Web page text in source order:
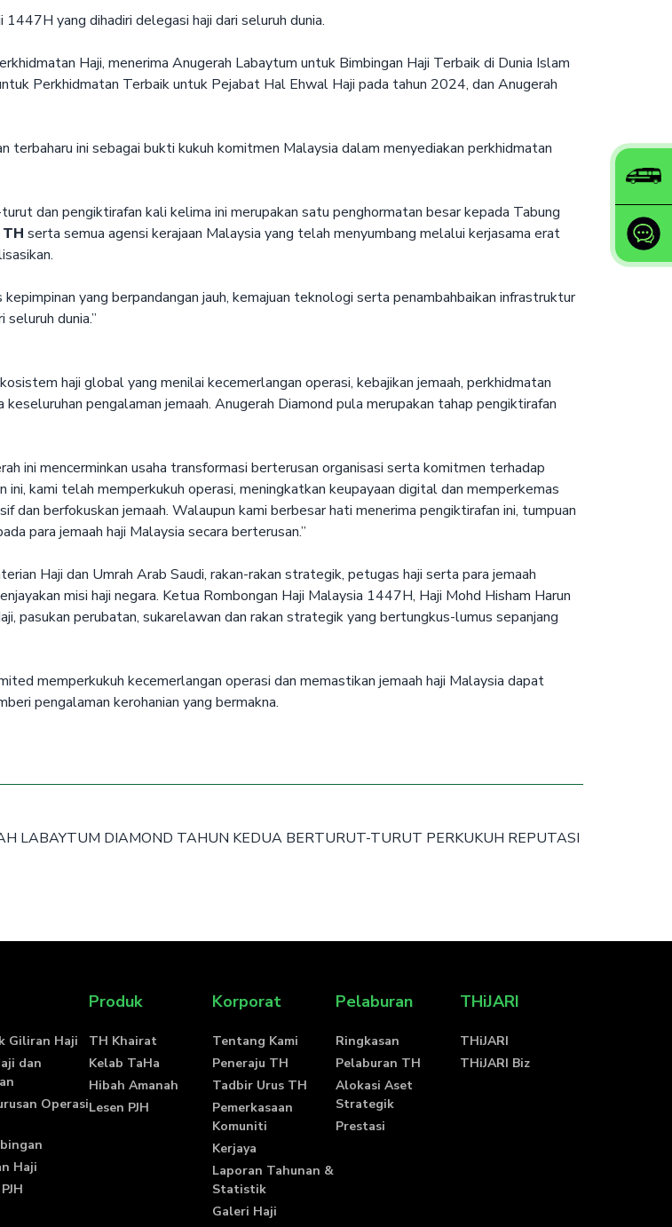
yang dihadiri delegasi haji dari seluruh dunia.
Haji, menerima Anugerah Labaytum untuk Bimbingan Haji Terbaik di Dunia Islam
Perkhidmatan Terbaik untuk Pejabat Hal Ehwal Haji pada tahun 2024, dan Anugerah
terbaharu ini sebagai bukti kukuh komitmen Malaysia dalam menyediakan perkhidmatan
dan pengiktirafan kali kelima ini merupakan satu penghormatan besar kepada Tabung
TH serta semua agensi kerajaan Malaysia yang telah menyumbang melalui kerjasama erat
yang berpandangan jauh, kemajuan teknologi serta penambahbaikan infrastruktur
dunia.”
haji global yang menilai kecemerlangan operasi, kebajikan jemaah, perkhidmatan
pengalaman jemaah. Anugerah Diamond pula merupakan tahap pengiktirafan
ini mencerminkan usaha transformasi berterusan organisasi serta komitmen terhadap
kami telah memperkukuh operasi, meningkatkan keupayaan digital dan memperkemas
dan berfokuskan jemaah. Walaupun kami berbesar hati menerima pengiktirafan ini, tumpuan
para jemaah haji Malaysia secara berterusan.”
Haji dan Umrah Arab Saudi, rakan-rakan strategik, petugas haji serta para jemaah
misi haji negara. Ketua Rombongan Haji Malaysia 1447H, Haji Mohd Hisham Harun
pasukan perubatan, sukarelawan dan rakan strategik yang bertungkus-lumus sepanjang
memperkukuh kecemerlangan operasi dan memastikan jemaah haji Malaysia dapat
pengalaman kerohanian yang bermakna.
LABAYTUM DIAMOND TAHUN KEDUA BERTURUT-TURUT PERKUKUH REPUTASI
Giliran Haji
dan
Operasi
Haji
Produk
TH Khairat
Kelab TaHa
Hibah Amanah
Lesen PJH
Korporat
Tentang Kami
Peneraju TH
Tadbir Urus TH
Pemerkasaan
Komuniti
Kerjaya
Laporan Tahunan &
Statistik
Galeri Haji
Pelaburan
Ringkasan
Pelaburan TH
Alokasi Aset
Strategik
Prestasi
THiJARI
THiJARI
THiJARI Biz